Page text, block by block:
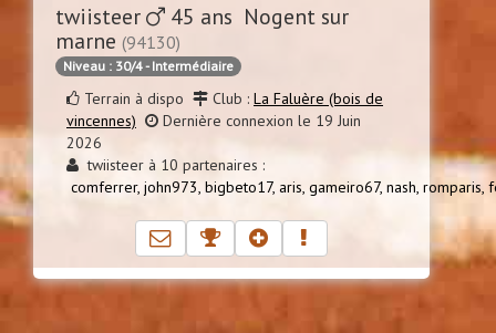
twiisteer
45 ans Nogent sur
marne (94130)
Niveau : 30/4 - Intermédiaire
Terrain à dispo Club : La Faluère (bois de
vincennes)
Dernière connexion le 19 Juin
2026
twiisteer à 10 partenaires :
comferrer, john973, bigbeto17, aris, gameiro67, nash, romparis,